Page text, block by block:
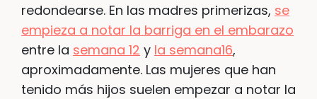
redondearse. En las madres primerizas, se
empieza a notar la barriga en el embarazo
entre la semana 12 y la semana16,
aproximadamente. Las mujeres que han
tenido más hijos suelen empezar a notar la